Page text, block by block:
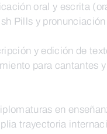
oral y escrita
Pills y pronunciación
y edición de
para cantantes
en
trayectoria